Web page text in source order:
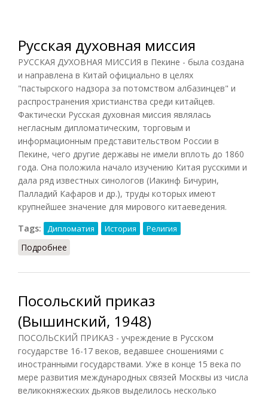
Русская духовная миссия
РУССКАЯ ДУХОВНАЯ МИССИЯ в Пекине - была создана
и направлена в Китай официально в целях
"пастырского надзора за потомством албазинцев" и
распространения христианства среди китайцев.
Фактически Русская духовная миссия являлась
негласным дипломатическим, торговым и
информационным представительством России в
Пекине, чего другие державы не имели вплоть до 1860
года. Она положила начало изучению Китая русскими и
дала ряд известных синологов (Иакинф Бичурин,
Палладий Кафаров и др.), труды которых имеют
крупнейшее значение для мирового китаеведения.
Tags:
Дипломатия История Религия
Подробнее
Посольский приказ
(Вышинский, 1948)
ПОСОЛЬСКИЙ ПРИКАЗ - учреждение в Русском
государстве 16-17 веков, ведавшее сношениями с
иностранными государствами. Уже в конце 15 века по
мере развития международных связей Москвы из числа
великокняжеских дьяков выделилось несколько